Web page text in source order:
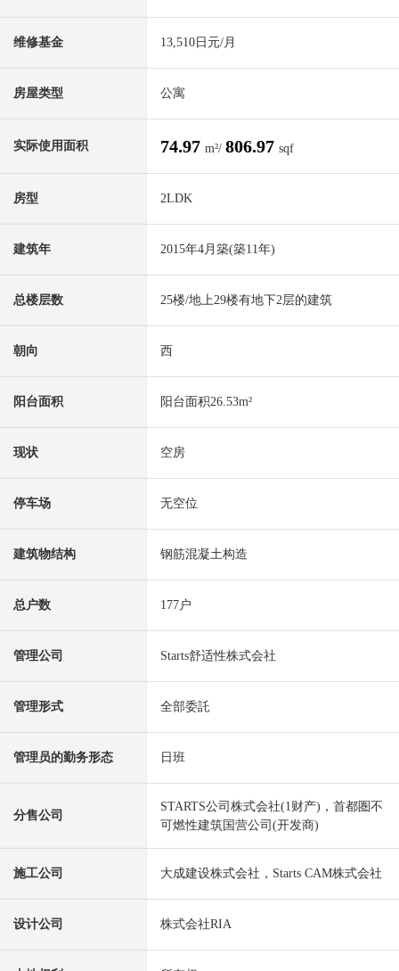
维修基金 13,510日元/月
房屋类型 公寓
实际使用面积 74.97 m²/ 806.97 sqf
房型 2LDK
建筑年 2015年4月築(築11年)
总楼层数 25楼/地上29楼有地下2层的建筑
朝向 西
阳台面积 阳台面积26.53m²
现状 空房
停车场 无空位
建筑物结构 钢筋混凝土构造
总户数 177户
管理公司 Starts舒适性株式会社
管理形式 全部委託
管理员的勤务形态 日班
分售公司
STARTS公司株式会社(1财产)，首都圏不
可燃性建筑国营公司(开发商)
施工公司 大成建设株式会社，Starts CAM株式会社
设计公司 株式会社RIA